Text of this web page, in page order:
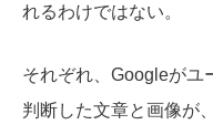
れるわけではない。
それぞれ、Googleがユ
判断した文章と画像が